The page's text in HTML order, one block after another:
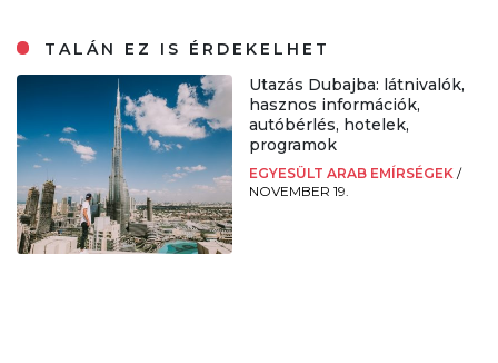
TALÁN EZ IS ÉRDEKELHET
Utazás Dubajba: látnivalók,
hasznos információk,
autóbérlés, hotelek,
programok
EGYESÜLT ARAB EMÍRSÉGEK /
NOVEMBER 19.